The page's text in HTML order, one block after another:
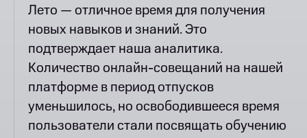
Лето — отличное время для получения
новых навыков и знаний. Это
подтверждает наша аналитика.
Количество онлайн-совещаний на нашей
платформе в период отпусков
уменьшилось, но освободившееся время
пользователи стали посвящать обучению